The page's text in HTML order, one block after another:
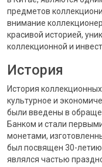
предметов
внимание
красивой историей,
коллекционной и
История
История
культурное и
были введены в
Банком и стали
монетами,
был посвящен 30-
являлся частью